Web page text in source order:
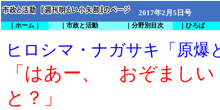
2017年2月5日号
｜ホーム｜ ｜市政と活動 ｜分野別目次 ｜ひろば
ヒロシマ・ナガサキ「原爆
「はあー、 おぞまし
と？」